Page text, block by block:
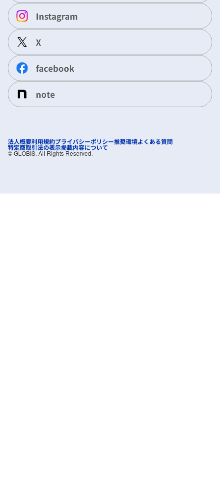
Instagram
X
facebook
note
法人概要利用規約プライバシーポリシー推奨環境よくある質問
特定商取引法の表示掲載内容について
©︎ GLOBIS. All Rights Reserved.